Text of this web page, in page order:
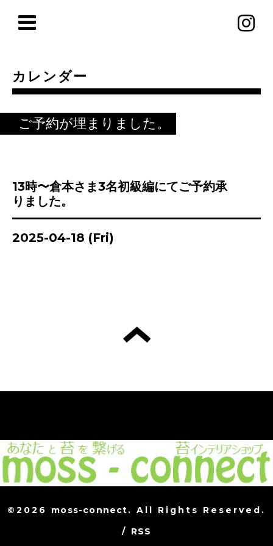
カレンダー
ご予約が埋まりました。
13時〜倉本さま3名初級編にてご予約承
りました。
2025-04-18 (Fri)
©2026 moss-connect. All Rights Reserved.
/ RSS